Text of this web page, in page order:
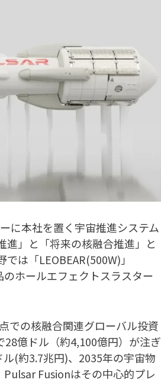
に本社を置く宇宙推進システム
進」と「将来の核融合推進」と
は「LEOBEAR(500W)」
ホールエフェクトスラスター
での核融合関連グローバル投資
億ドル（約4,100億円）が注ぎ
(約3.7兆円)、2035年の宇宙物
Fusionはその中心的プレ